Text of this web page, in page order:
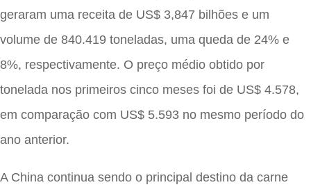
geraram uma receita de US$ 3,847 bilhões e um
volume de 840.419 toneladas, uma queda de 24% e
8%, respectivamente. O preço médio obtido por
tonelada nos primeiros cinco meses foi de US$ 4.578,
em comparação com US$ 5.593 no mesmo período do
ano anterior.
A China continua sendo o principal destino da carne